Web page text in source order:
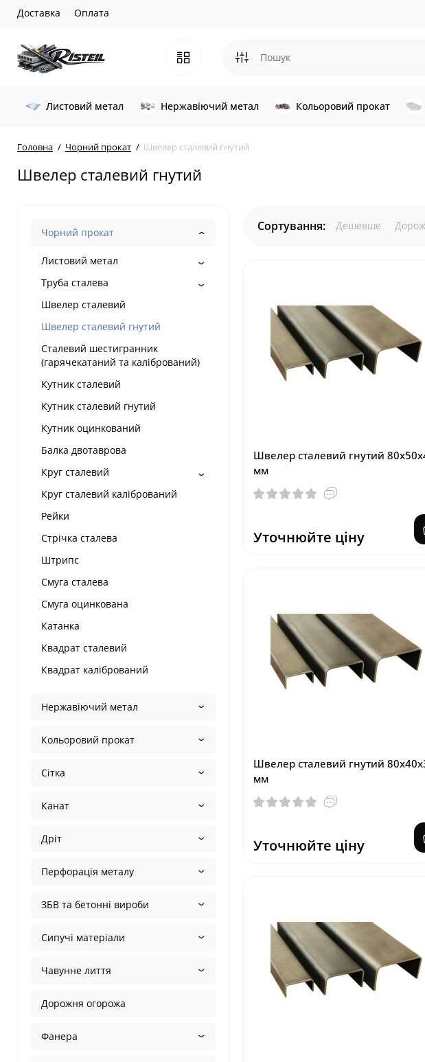
Доставка Оплата
Листовий метал Нержавіючий метал Кольоровий прокат
Головна Чорний прокат Швелер сталевий гнутий
Швелер сталевий гнутий
Чорний прокат
Листовий метал
Труба сталева
Швелер сталевий
Швелер сталевий гнутий
Сталевий шестигранник
(гарячекатаний та калібрований)
Кутник сталевий
Кутник сталевий гнутий
Кутник оцинкований
Балка двотаврова
Круг сталевий
Круг сталевий калібрований
Рейки
Стрічка сталева
Штрипс
Смуга сталева
Смуга оцинкована
Катанка
Квадрат сталевий
Квадрат калібрований
Нержавіючий метал
Кольоровий прокат
Сітка
Канат
Дріт
Перфорація металу
ЗБВ та бетонні вироби
Сипучі матеріали
Чавунне лиття
Дорожня огорожа
Фанера
Сортування: Дешевше
Швелер сталевий гнутий
мм
Уточнюйте ціну
Швелер сталевий гнутий
мм
Уточнюйте ціну